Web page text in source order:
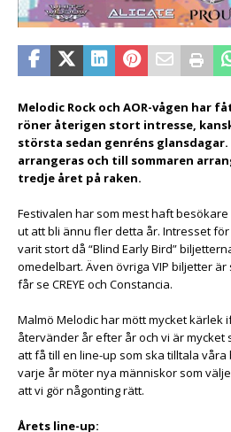
Melodic Rock och AOR-vågen har
röner återigen stort intresse,
största sedan genréns
arrangeras och till sommaren
tredje året på raken.
Festivalen har som mest haft
ut att bli ännu fler detta år. Intresset
varit stort då “Blind Early Bird”
omedelbart. Även övriga VIP biljetter
får se CREYE och Constancia.
Malmö Melodic har mött mycket kärlek
återvänder år efter år och vi är mycket
att få till en line-up som ska tilltala
varje år möter nya människor som
att vi gör någonting rätt.
Årets line-up: